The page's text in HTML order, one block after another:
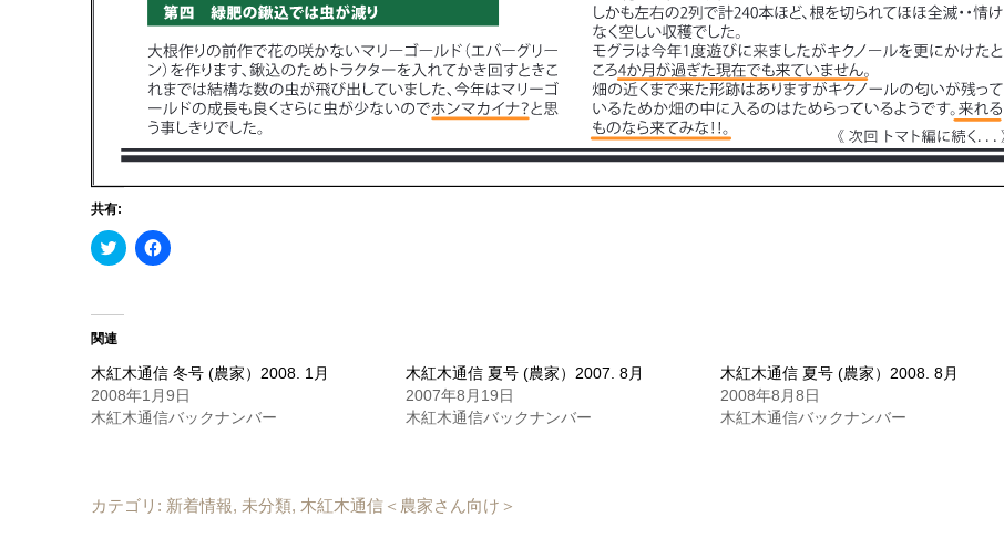
共有:
ク
リ
て
有
(新
し
い
で
Facebook
で
リ
ッ
ク
し
(新
し
関連
木紅木通信 冬号 (農家）2008. 1月
2008年1月9日
木紅木通信バックナンバー
木紅木通信 夏号 (農家）2007. 8月
2007年8月19日
木紅木通信バックナンバー
木紅木通信 夏号 (農家）2008. 8月
2008年8月8日
木紅木通信バックナンバー
カテゴリ: 新着情報, 未分類, 木紅木通信＜農家さん向け＞